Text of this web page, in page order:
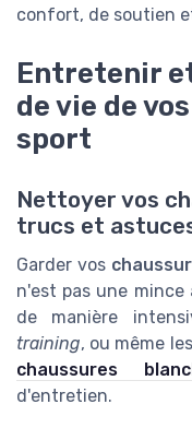
confort, de soutien
Entretenir
de vie de
sport
Nettoyer vos
trucs et
Garder vos
n'est pas une
de manière
training, ou même les
chaussures
d'entretien.